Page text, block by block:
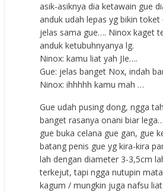
asik-asiknya dia ketawain gue
anduk udah lepas yg bikin toket
jelas sama gue…. Ninox kaget
anduk ketubuhnyanya lg.
Ninox: kamu liat yah JIe….
Gue: jelas banget Nox, indah
Ninox: ihhhhh kamu mah …
Gue udah pusing dong, ngga
banget rasanya onani biar
gue buka celana gue gan, gue
batang penis gue yg kira-kira
lah dengan diameter 3-3,5cm
terkejut, tapi ngga nutupin
kagum / mungkin juga nafsu